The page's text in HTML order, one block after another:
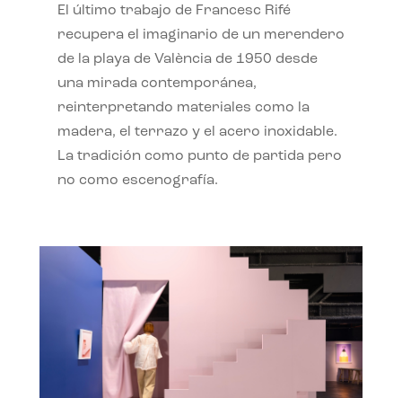
El último trabajo de Francesc Rifé
recupera el imaginario de un merendero
de la playa de València de 1950 desde
una mirada contemporánea,
reinterpretando materiales como la
madera, el terrazo y el acero inoxidable.
La tradición como punto de partida pero
no como escenografía.